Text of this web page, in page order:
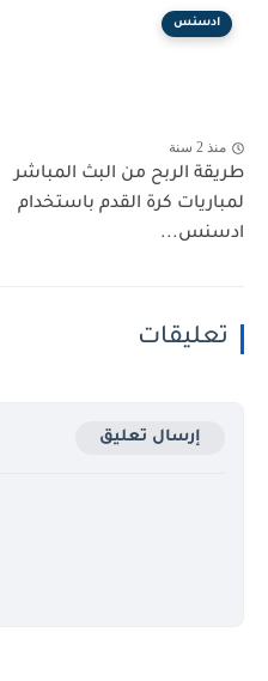
ادسنس
منذ 2 سنة
طريقة الربح من البث المباشر
لمباريات كرة القدم باستخدام
ادسنس...
تعليقات
إرسال تعليق